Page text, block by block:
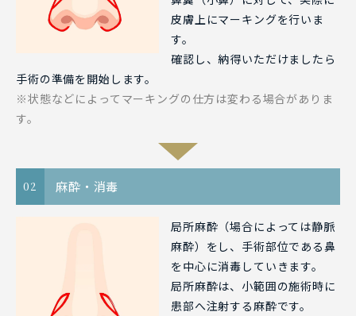
皮膚上にマーキングを行いま
す。
確認し、納得いただけましたら
手術の準備を開始します。
※状態などによってマーキングの仕方は変わる場合がありま
す。
02 麻酔・消毒
局所麻酔（場合によっては静脈
麻酔）をし、手術部位である鼻
を中心に消毒していきます。
局所麻酔は、小範囲の施術時に
患部へ注射する麻酔です。